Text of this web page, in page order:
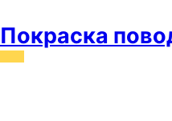
Покраска